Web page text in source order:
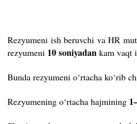
Rezyumeni ish beruvchi va HR
rezyumeni 10 soniyadan kam vaqt
Bunda rezyumeni o‘rtacha ko‘rib
Rezyumening o‘rtacha hajmining